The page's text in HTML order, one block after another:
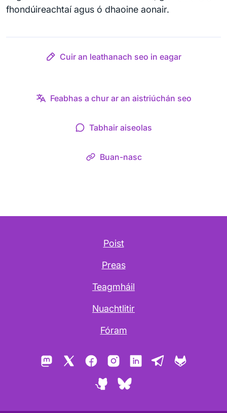
fhondúireachtaí agus ó dhaoine aonair.
Cuir an leathanach seo in eagar
Feabhas a chur ar an aistriúchán seo
Tabhair aiseolas
Buan-nasc
Poist
Preas
Teagmháil
Nuachtlitir
Fóram
Mastodon FacebookInstagramLinkedInTelegram
GitHubBluesky